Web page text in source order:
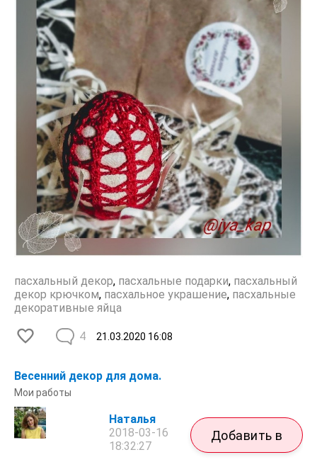
пасхальный декор, пасхальные подарки, пасхальный
декор крючком, пасхальное украшение, пасхальные
декоративные яйца
21.03.2020 16:08
4
Весенний декор для дома.
Мои работы
Наталья
2018-03-16
18:32:27
Добавить в